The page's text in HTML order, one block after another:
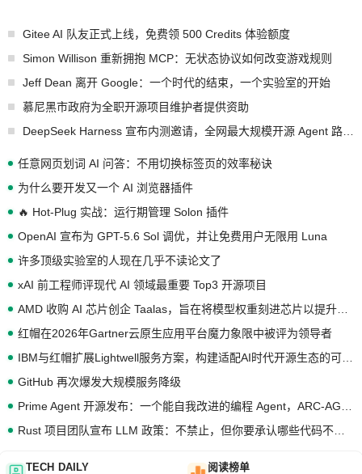
Gitee AI 队友正式上线，免费领 500 Credits 体验额度
Simon Willison 重新拥抱 MCP：无状态协议如何改变游戏规则
Jeff Dean 离开 Google：一个时代的结束，一个实验室的开始
慕尼黑市政府为全职开源项目维护者提供资助
任意网页划词 AI 问答：不用切换标签页的效率秘诀
为什么要开发又一个 AI 浏览器插件
🔥 Hot-Plug 实战：运行期管理 Solon 插件
OpenAI 宣布为 GPT-5.6 Sol 调优，并让免费用户无限用 Luna
许多顶级实验室的人现在几乎不读论文了
xAI 前工程师评现代 AI 领域最重要 Top3 开源项目
红帽在2026年Gartner云原生应用平台魔力象限中被评为领导者
GitHub 再次爆发大规模服务降级
TECH DAILY 阅读榜单